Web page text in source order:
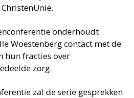
ChristenUnie.
onderhoudt
Woestenberg contact met de
hun fracties over
zorg.
zal de serie gesprekken